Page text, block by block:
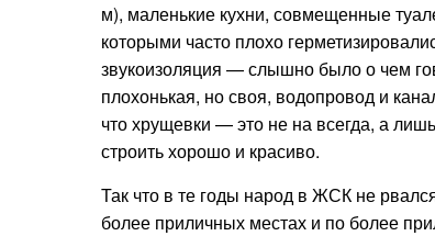
м), маленькие кухни, совмещенные
которыми часто плохо
звукоизоляция — слышно было о чем
плохонькая, но своя, водопровод и
что хрущевки — это не на всегда, а
строить хорошо и красиво.
Так что в те годы народ в ЖСК не
более приличных местах и по более